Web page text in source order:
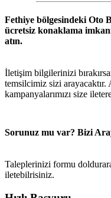
Fethiye bölgesindeki Oto
ücretsiz konaklama
atın.
İletişim bilgilerinizi
temsilcimiz sizi arayacaktır.
kampanyalarımızı size
Sorunuz mu var? Bizi
Taleplerinizi formu
iletebilrisiniz.